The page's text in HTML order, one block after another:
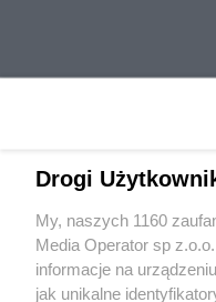
Drogi
My, naszych 1160
Media Operator sp
informacje na
jak unikalne